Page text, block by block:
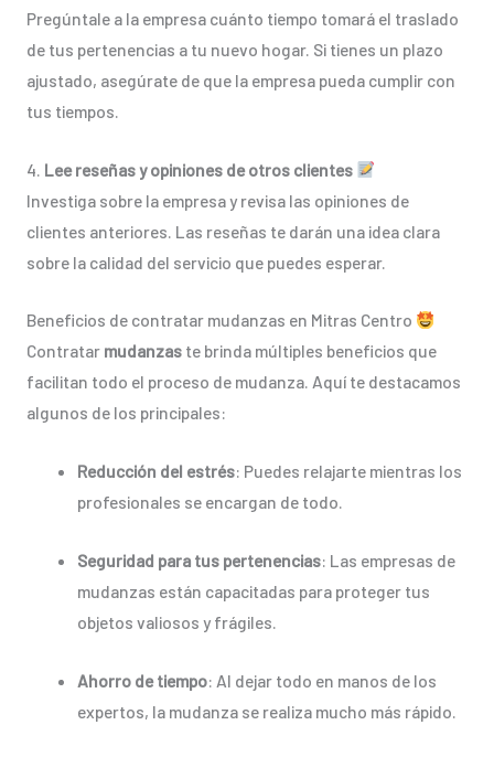
Pregúntale a la empresa cuánto tiempo tomará el traslado
de tus pertenencias a tu nuevo hogar. Si tienes un plazo
ajustado, asegúrate de que la empresa pueda cumplir con
tus tiempos.
4. Lee reseñas y opiniones de otros clientes
Investiga sobre la empresa y revisa las opiniones de
clientes anteriores. Las reseñas te darán una idea clara
sobre la calidad del servicio que puedes esperar.
Beneficios de contratar mudanzas en Mitras Centro
Contratar mudanzas te brinda múltiples beneficios que
facilitan todo el proceso de mudanza. Aquí te destacamos
algunos de los principales:
Reducción del estrés: Puedes relajarte mientras los
profesionales se encargan de todo.
Seguridad para tus pertenencias: Las empresas de
mudanzas están capacitadas para proteger tus
objetos valiosos y frágiles.
Ahorro de tiempo: Al dejar todo en manos de los
expertos, la mudanza se realiza mucho más rápido.